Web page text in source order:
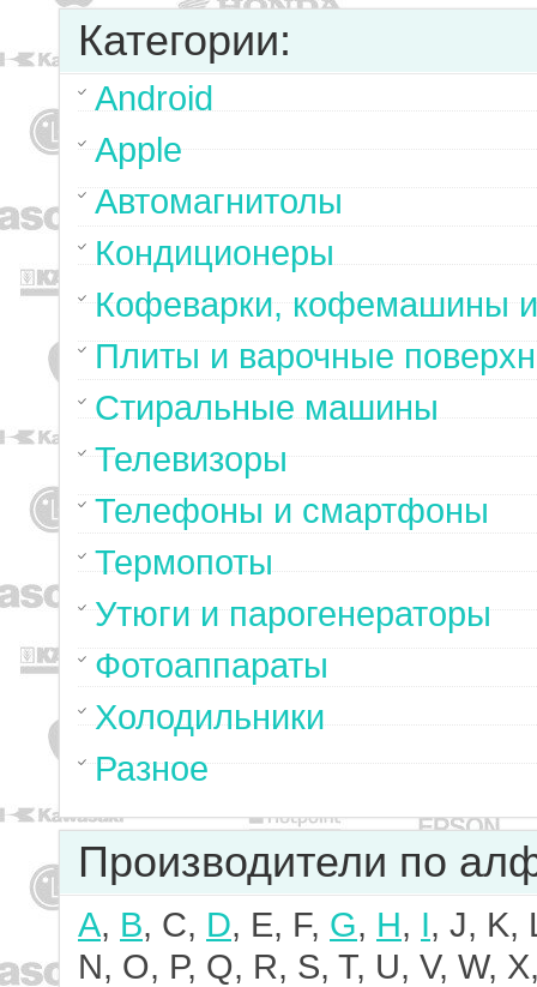
Категории:
Android
Apple
Автомагнитолы
Кондиционеры
Кофеварки, кофемашины
Плиты и варочные
Стиральные машины
Телевизоры
Телефоны и смартфоны
Термопоты
Утюги и парогенераторы
Фотоаппараты
Холодильники
Разное
Производители по
A, B, C, D, E, F, G, H, I, J, K,
N, O, P, Q, R, S, T, U, V, W,